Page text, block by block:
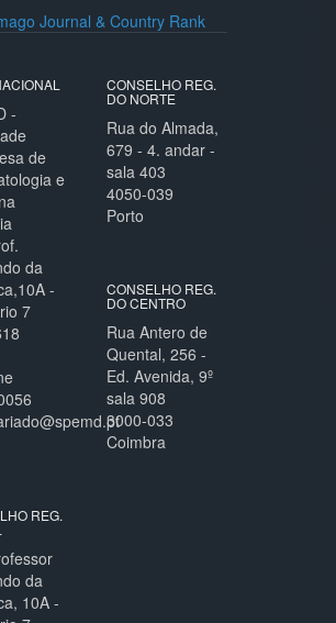
-
de
e
da
-
7
CONSELHO REG.
DO NORTE
Rua do Almada,
679 - 4. andar -
sala 403
4050-039
Porto
CONSELHO REG.
DO CENTRO
Rua Antero de
Quental, 256 -
Ed. Avenida, 9º
sala 908
3000-033
Coimbra
REG.
da
10A -